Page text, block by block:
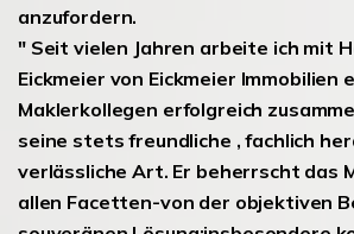
anzufordern.
" Seit vielen Jahren arbeite ich mit
Eickmeier von Eickmeier Immobilien
Maklerkollegen erfolgreich
seine stets freundliche , fachlich
verlässliche Art. Er beherrscht das
allen Facetten-von der objektiven